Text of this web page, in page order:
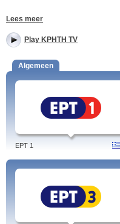
Lees meer
Play ΚΡΗΤΗ TV
Algemeen
EPT 1